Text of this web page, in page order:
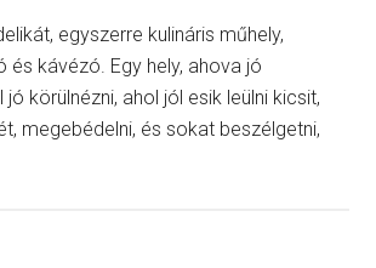
egyszerre kulináris műhely,
és kávézó. Egy hely, ahova jó
jó körülnézni, ahol jól esik leülni kicsit,
megebédelni, és sokat beszélgetni,